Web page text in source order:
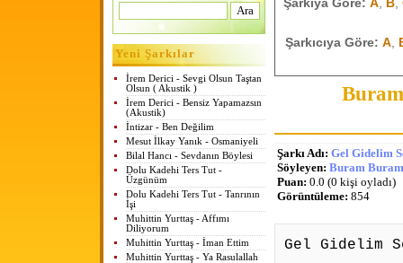
Yeni Şarkılar
İrem Derici - Sevgi Olsun Taştan
Olsun ( Akustik )
İrem Derici - Bensiz Yapamazsın
(Akustik)
İntizar - Ben Değilim
Mesut İlkay Yanık - Osmaniyeli
Bilal Hancı - Sevdanın Böylesi
Dolu Kadehi Ters Tut -
Üzgünüm
Dolu Kadehi Ters Tut - Tanrının
İşi
Muhittin Yurttaş - Affımı
Diliyorum
Muhittin Yurttaş - İman Ettim
Muhittin Yurttaş - Ya Rasulallah
Şarkıya Göre: A, B,
Şarkıcıya Göre: A,
Şarkı Adı: Gel Gidelim
Söyleyen: Buram
Puan: 0.0 (0 kişi oyladı)
Görüntüleme: 854
Gel Gidelim